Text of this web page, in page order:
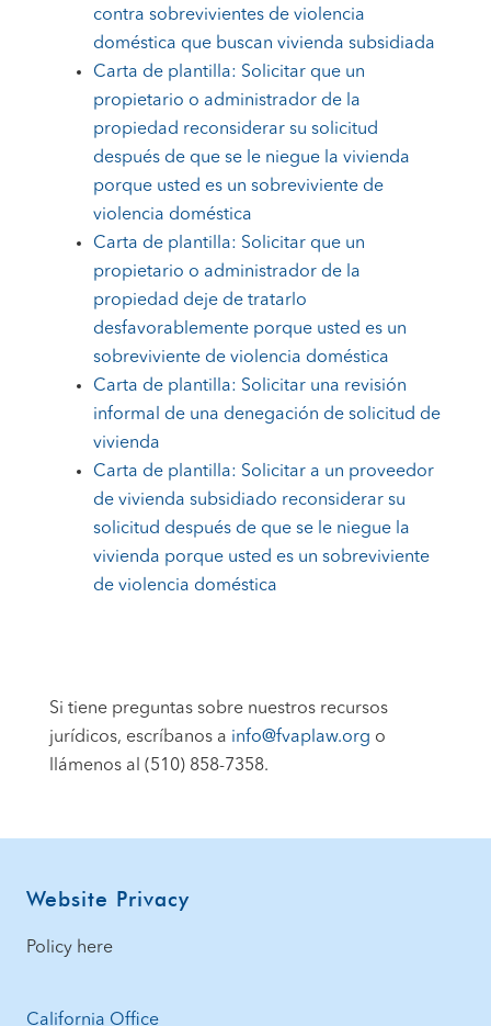
contra sobrevivientes de violencia
doméstica que buscan vivienda subsidiada
Carta de plantilla: Solicitar que un
propietario o administrador de la
propiedad reconsiderar su solicitud
después de que se le niegue la vivienda
porque usted es un sobreviviente de
violencia doméstica
Carta de plantilla: Solicitar que un
propietario o administrador de la
propiedad deje de tratarlo
desfavorablemente porque usted es un
sobreviviente de violencia doméstica
Carta de plantilla: Solicitar una revisión
informal de una denegación de solicitud de
vivienda
Carta de plantilla: Solicitar a un proveedor
de vivienda subsidiado reconsiderar su
solicitud después de que se le niegue la
vivienda porque usted es un sobreviviente
de violencia doméstica
Si tiene preguntas sobre nuestros recursos
jurídicos, escríbanos a info@fvaplaw.org o
llámenos al (510) 858-7358.
Footer
Website Privacy
Policy here
California Office